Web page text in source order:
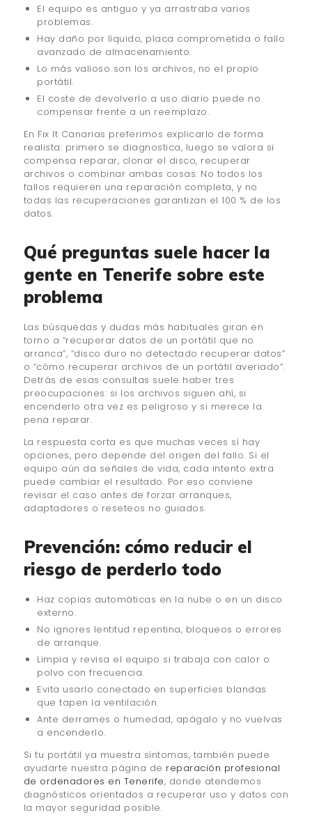
El equipo es antiguo y ya arrastraba varios
problemas.
Hay daño por líquido, placa comprometida o fallo
avanzado de almacenamiento.
Lo más valioso son los archivos, no el propio
portátil.
El coste de devolverlo a uso diario puede no
compensar frente a un reemplazo.
En Fix It Canarias preferimos explicarlo de forma
realista: primero se diagnostica, luego se valora si
compensa reparar, clonar el disco, recuperar
archivos o combinar ambas cosas. No todos los
fallos requieren una reparación completa, y no
todas las recuperaciones garantizan el 100 % de los
datos.
Qué preguntas suele hacer la
gente en Tenerife sobre este
problema
Las búsquedas y dudas más habituales giran en
torno a “recuperar datos de un portátil que no
arranca”, “disco duro no detectado recuperar datos”
o “cómo recuperar archivos de un portátil averiado”.
Detrás de esas consultas suele haber tres
preocupaciones: si los archivos siguen ahí, si
encenderlo otra vez es peligroso y si merece la
pena reparar.
La respuesta corta es que muchas veces sí hay
opciones, pero depende del origen del fallo. Si el
equipo aún da señales de vida, cada intento extra
puede cambiar el resultado. Por eso conviene
revisar el caso antes de forzar arranques,
adaptadores o reseteos no guiados.
Prevención: cómo reducir el
riesgo de perderlo todo
Haz copias automáticas en la nube o en un disco
externo.
No ignores lentitud repentina, bloqueos o errores
de arranque.
Limpia y revisa el equipo si trabaja con calor o
polvo con frecuencia.
Evita usarlo conectado en superficies blandas
que tapen la ventilación.
Ante derrames o humedad, apágalo y no vuelvas
a encenderlo.
Si tu portátil ya muestra síntomas, también puede
ayudarte nuestra página de reparación profesional
de ordenadores en Tenerife, donde atendemos
diagnósticos orientados a recuperar uso y datos con
la mayor seguridad posible.